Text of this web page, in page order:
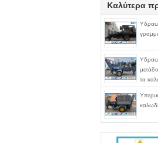
Καλύτερα
τα